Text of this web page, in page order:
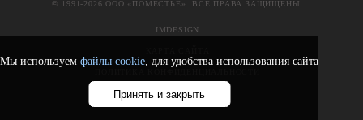
Мы используем файлы cookie, для удобства использования сайта
Принять и закрыть
© 1991-2026 ООО «ПОМЕСТЬЕ». ВСЕ ПРАВА ЗАЩИЩЕНЫ.
IMDESIGN